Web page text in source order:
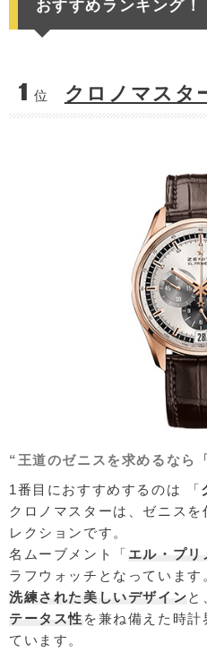
おすすめランキング！
1 位 クロノマスタ
“王道のゼニスを求めるなら
1番目におすすめするのは 「
クロノマスターは、ゼニスを
レクションです。
名ムーブメント「 エル・プリ
ラフウォッチとなっています
洗練された美しいデザインと
テータス性 を兼ね備えた時
ています。